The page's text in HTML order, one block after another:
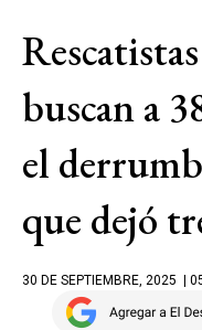
buscan a
el
que dejó
30 DE SEPTIEMBRE, 2025 |